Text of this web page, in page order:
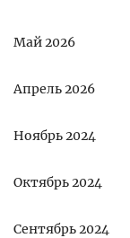
Май 2026
Апрель 2026
Ноябрь 2024
Октябрь 2024
Сентябрь 2024